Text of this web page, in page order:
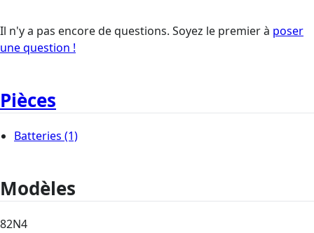
Il n'y a pas encore de questions. Soyez le premier à poser
une question !
Pièces
Batteries (1)
Modèles
82N4